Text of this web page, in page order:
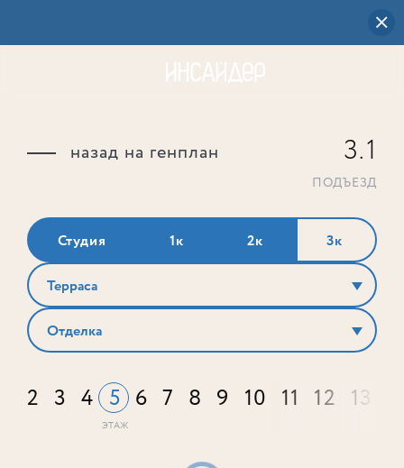
назад на генплан 3.1
ПОДЪЕЗД
Студия 1к 2к 3к
Терраса
Отделка
2 3 4 5 6 7 8 9 10 11 12 13